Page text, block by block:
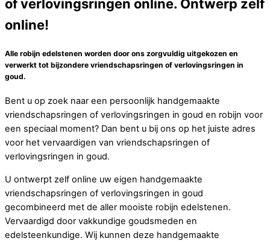
of verlovingsringen online. Ontwerp zelf
online!
Alle robijn edelstenen worden door ons zorgvuldig uitgekozen en
verwerkt tot bijzondere vriendschapsringen of verlovingsringen in
goud.
Bent u op zoek naar een persoonlijk handgemaakte
vriendschapsringen of verlovingsringen in goud en robijn voor
een speciaal moment? Dan bent u bij ons op het juiste adres
voor het vervaardigen van vriendschapsringen of
verlovingsringen in goud.
U ontwerpt zelf online uw eigen handgemaakte
vriendschapsringen of verlovingsringen in goud
gecombineerd met de aller mooiste robijn edelstenen.
Vervaardigd door vakkundige goudsmeden en
edelsteenkundige. Wij kunnen deze handgemaakte